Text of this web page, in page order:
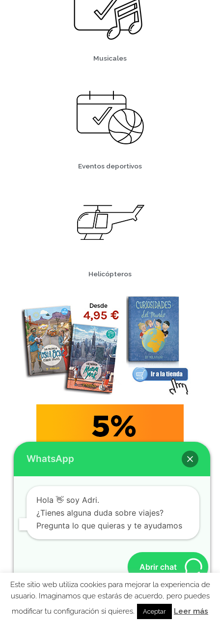
Musicales
Eventos deportivos
Helicópteros
Ebook gratis para preparar tu viaje a Nueva York
Este sitio web utiliza cookies para mejorar la experiencia de
usuario. Imaginamos que estarás de acuerdo, pero puedes
modificar tu configuración si quieres.
Aceptar Leer más
WhatsApp
Hola 👋 soy Adri.
¿Tienes alguna duda sobre viajes?
Pregunta lo que quieras y te ayudamos
Abrir chat
MolaViajar